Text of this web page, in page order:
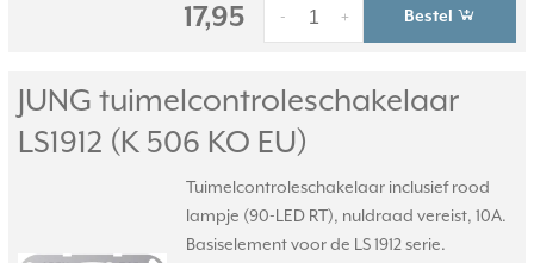
17,95 +
- Bestel
JUNG tuimelcontroleschakelaar
LS1912 (K 506 KO EU)
Tuimelcontroleschakelaar inclusief rood
lampje (90-LED RT), nuldraad vereist, 10A.
Basiselement voor de LS 1912 serie.